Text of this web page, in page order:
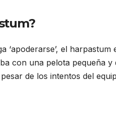
‘apoderarse’, el
con una pelota pequeña
de los intentos del